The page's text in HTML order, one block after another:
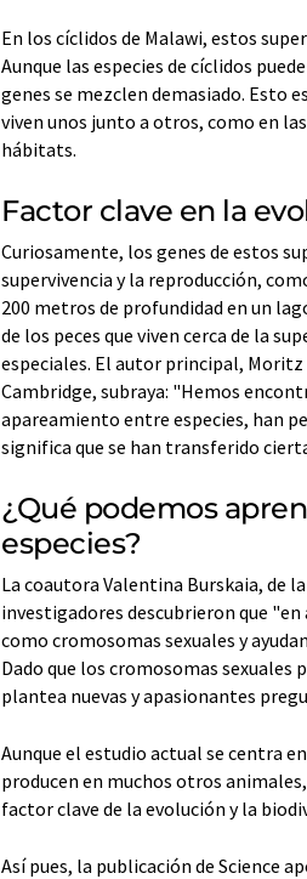
En los cíclidos de Malawi, estos
Aunque las especies de cíclidos
genes se mezclen demasiado. Esto
viven unos junto a otros, como en
hábitats.
Factor clave en la
Curiosamente, los genes de estos
supervivencia y la reproducción,
200 metros de profundidad en un
de los peces que viven cerca de la
especiales. El autor principal,
Cambridge, subraya: "Hemos
apareamiento entre especies, han
significa que se han transferido
¿Qué podemos
especies?
La coautora Valentina Burskaia, de
investigadores descubrieron que
como cromosomas sexuales y
Dado que los cromosomas sexuales
plantea nuevas y apasionantes
Aunque el estudio actual se centra
producen en muchos otros
factor clave de la evolución y la
Así pues, la publicación de Science